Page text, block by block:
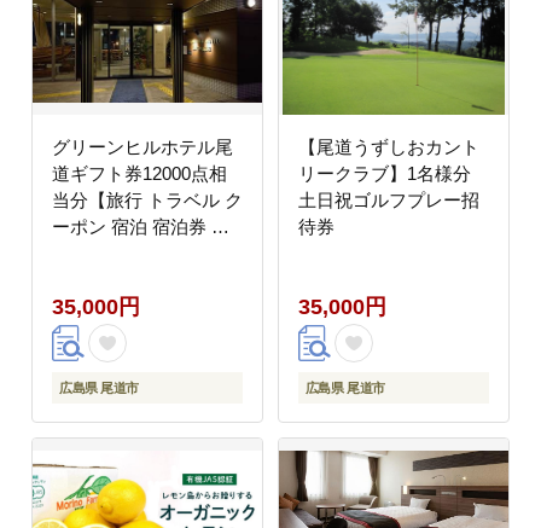
グリーンヒルホテル尾
道ギフト券12000点相
当分【旅行 トラベル ク
ーポン 宿泊 宿泊券 旅
35,000円
広島県 尾道市
【尾道うずしおカント
リークラブ】1名様分
土日祝ゴルフプレー招
待券
35,000円
広島県 尾道市